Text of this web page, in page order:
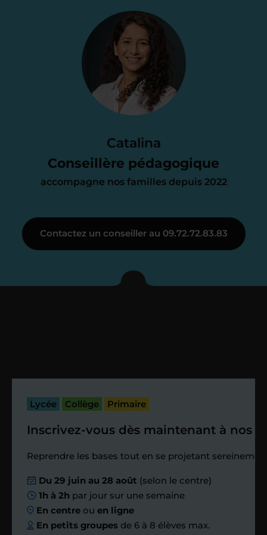
Catalina
Conseillère pédagogique
accompagne nos familles depuis 2022
Je vous envoie une
proposition
d’accompagnement
parfait. À partir de maintenant nous
nous occupons de tout.
Je vous présente votre
enseignant sous 72
passé.
Étape 4
Nous planifions
ensemble des
échanges réguliers
Contactez un conseiller au 09.72.72.83.83
Lycée Collège Primaire
Inscrivez-vous dès maintenant à nos
Reprendre les bases tout en se projetant
Du 29 juin au 28 août (selon le centre)
1h à 2h par jour sur une semaine
En centre ouen ligne
En petits groupes de 6 à 8 élèves max.